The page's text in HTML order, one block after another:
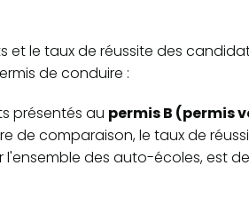
et le taux de réussite des
de conduire :
présentés au permis B (permis
de comparaison, le taux de
l'ensemble des auto-écoles, est de